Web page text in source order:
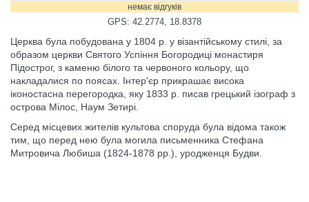
немає відгуків
GPS: 42.2774, 18.8378
Церква була побудована у 1804 р. у візантійському стилі, за
образом церкви Святого Успіння Богородиці монастиря
Підострог, з каменю білого та червоного кольору, що
накладалися по поясах. Інтер'єр прикрашає висока
іконостасна перегородка, яку 1833 р. писав грецький ізограф з
острова Мілос, Наум Зетирі.
Серед місцевих жителів культова споруда була відома також
тим, що перед нею була могила письменника Стефана
Митровича Любиша (1824-1878 рр.), уродженця Будви.